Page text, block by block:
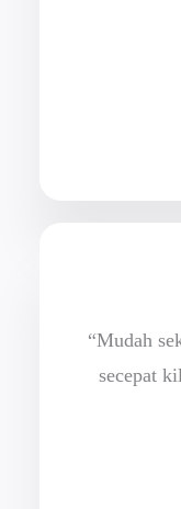
“Mudah
secepat